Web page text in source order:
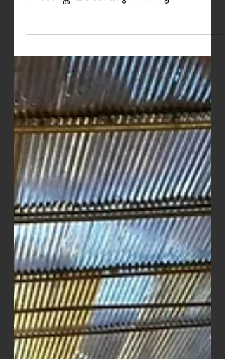
നൃപന്മാരെക്കാൾ കൂടുതൽ
പ്രശസ്തിയാർജിക്കുന്നത് നൃപ
സ്രഷ്ടാക്കളാണ്. കാരണംഅവർ
തന്നിലൂടെ അനേകം നൃപന്മാർക്കു
രൂപകൽപ്പന...